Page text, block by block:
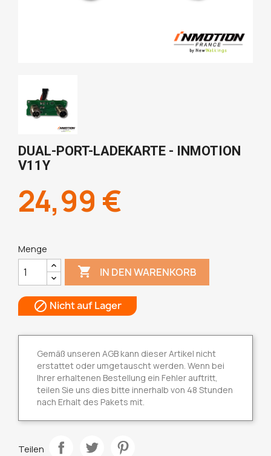
DUAL-PORT-LADEKARTE - INMOTION
V11Y
24,99 €
Menge
 IN DEN WARENKORB
 Nicht auf Lager
Gemäß unseren AGB kann dieser Artikel nicht
erstattet oder umgetauscht werden. Wenn bei
Ihrer erhaltenen Bestellung ein Fehler auftritt,
teilen Sie uns dies bitte innerhalb von 48 Stunden
nach Erhalt des Pakets mit.
Teilen